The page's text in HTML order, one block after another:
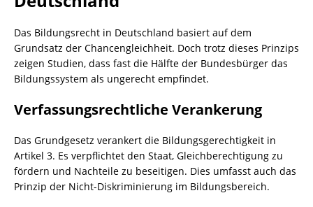
Das Bildungsrecht in Deutschland basiert auf dem
Grundsatz der Chancengleichheit. Doch trotz dieses Prinzips
zeigen Studien, dass fast die Hälfte der Bundesbürger das
Bildungssystem als ungerecht empfindet.
Verfassungsrechtliche Verankerung
Das Grundgesetz verankert die Bildungsgerechtigkeit in
Artikel 3. Es verpflichtet den Staat, Gleichberechtigung zu
fördern und Nachteile zu beseitigen. Dies umfasst auch das
Prinzip der Nicht-Diskriminierung im Bildungsbereich.